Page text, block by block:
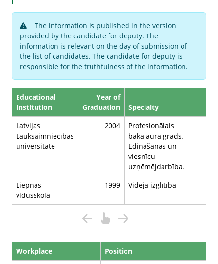
The information is published in the version
provided by the candidate for deputy. The
information is relevant on the day of submission of
the list of candidates. The candidate for deputy is
responsible for the truthfulness of the information.
Educational
Institution
Year of
Graduation
Specialty
Latvijas
Lauksaimniecības
universitāte
2004
Profesionālais
bakalaura grāds.
Ēdināšanas un
viesnīcu
uzņēmējdarbība.
Liepnas
vidusskola
1999 Vidējā izglītība
Workplace
Position